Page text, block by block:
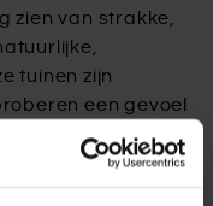
zien van strakke,
tuinen zijn
een gevoel
betekent